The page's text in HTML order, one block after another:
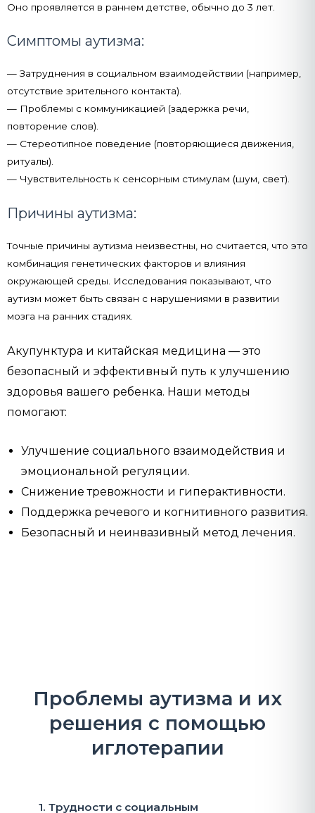
Оно проявляется в раннем детстве, обычно до 3 лет.
Симптомы аутизма:
— Затруднения в социальном взаимодействии (например,
отсутствие зрительного контакта).
— Проблемы с коммуникацией (задержка речи,
повторение слов).
— Стереотипное поведение (повторяющиеся движения,
ритуалы).
— Чувствительность к сенсорным стимулам (шум, свет).
Причины аутизма:
Точные причины аутизма неизвестны, но считается, что это
комбинация генетических факторов и влияния
окружающей среды. Исследования показывают, что
аутизм может быть связан с нарушениями в развитии
мозга на ранних стадиях.
Акупунктура и китайская медицина — это
безопасный и эффективный путь к улучшению
здоровья вашего ребенка. Наши методы
помогают:
Улучшение социального взаимодействия и
эмоциональной регуляции.
Снижение тревожности и гиперактивности.
Поддержка речевого и когнитивного развития.
Безопасный и неинвазивный метод лечения.
Проблемы аутизма и их
решения с помощью
иглотерапии
1. Трудности с социальным